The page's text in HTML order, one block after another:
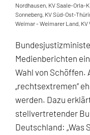
Nordhausen, KV Saale-Orla-
Sonneberg, KV Süd-Ost-
Weimar - Weimarer Land, KV
Medienberichten
Wahl von Schöffen.
„rechtsextremen“
werden. Dazu
stellvertretender
Deutschland: „Was